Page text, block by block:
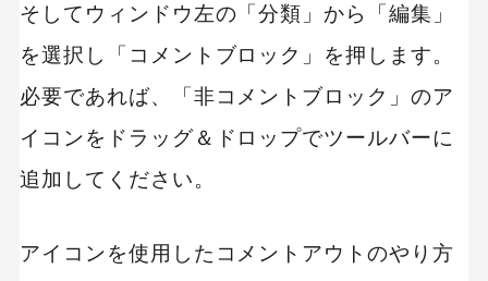
そしてウィンドウ左の「分類」から「編集」
を選択し「コメントブロック」を押します。
必要であれば、「非コメントブロック」のア
イコンをドラッグ＆ドロップでツールバーに
追加してください。
アイコンを使用したコメントアウトのやり方